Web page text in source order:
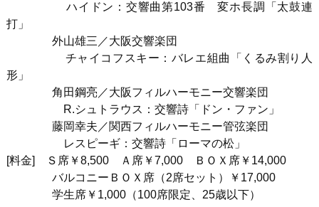
ハイドン：交響曲第103番 変ホ長調「太鼓連
打」
外山雄三／大阪交響楽団
チャイコフスキー：バレエ組曲「くるみ割り人
形」
角田鋼亮／大阪フィルハーモニー交響楽団
R.シュトラウス：交響詩「ドン・ファン」
藤岡幸夫／関西フィルハーモニー管弦楽団
レスピーギ：交響詩「ローマの松」
[料金] Ｓ席￥8,500 Ａ席￥7,000 ＢＯＸ席￥14,000
バルコニーＢＯＸ席（2席セット）￥17,000
学生席￥1,000（100席限定、25歳以下）